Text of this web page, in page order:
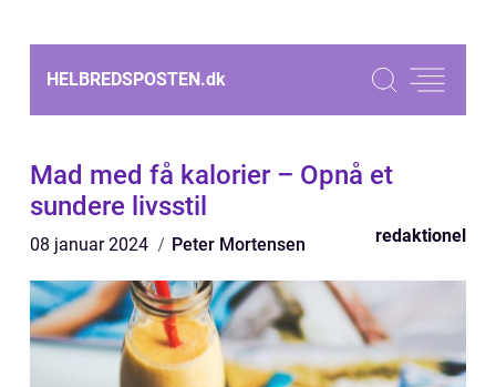
HELBREDSPOSTEN.dk
Mad med få kalorier – Opnå et
sundere livsstil
08 januar 2024 Peter Mortensen redaktionel